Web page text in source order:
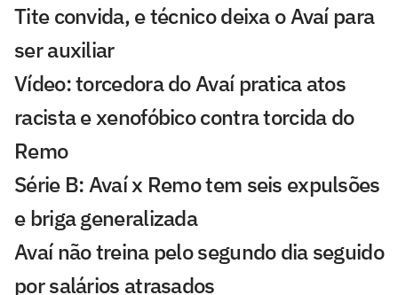
Tite convida, e técnico deixa o Avaí para
ser auxiliar
Vídeo: torcedora do Avaí pratica atos
racista e xenofóbico contra torcida do
Remo
Série B: Avaí x Remo tem seis expulsões
e briga generalizada
Avaí não treina pelo segundo dia seguido
por salários atrasados